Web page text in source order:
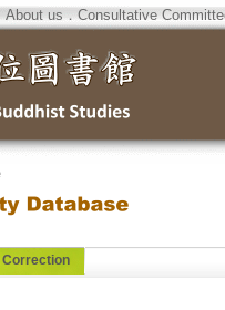
About us．Consultative
Correction